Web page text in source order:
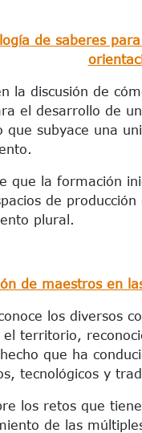
de saberes
la discusión de
el desarrollo de
que subyace una
que la formación
de
plural.
de maestros en
los diversos
territorio,
que ha
tecnológicos y
los retos que
de las